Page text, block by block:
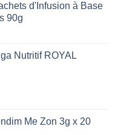
d'Infusion à Base
90g
Nutritif ROYAL
Me Zon 3g x 20